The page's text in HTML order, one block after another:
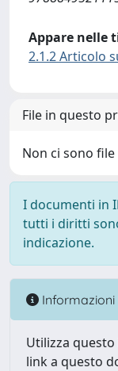
Appare nelle
2.1.2 Articolo
File in questo
Non ci sono
I documenti in
tutti i diritti
indicazione.
Informazioni
Utilizza
link a questo